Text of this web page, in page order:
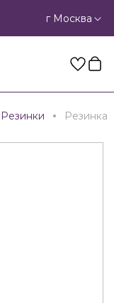
г Москва
Резинки Резинка